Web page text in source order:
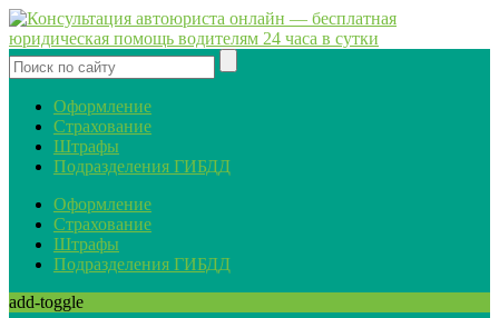
Оформление
Страхование
Штрафы
Подразделения ГИБДД
Оформление
Страхование
Штрафы
Подразделения ГИБДД
add-toggle